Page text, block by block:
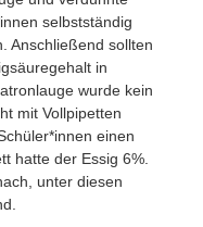
selbstständig
Anschließend sollten
in
wurde kein
mit Vollpipetten
einen
hatte der Essig 6%.
unter diesen